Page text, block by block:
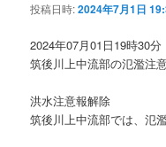
ョ
投稿日時:2024年7月1日
2024年07月01日19時30
筑後川上中流部の氾濫注
洪水注意報解除
筑後川上中流部では、氾